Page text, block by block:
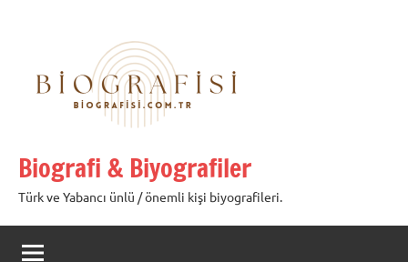
Biografi & Biyografiler
Türk ve Yabancı ünlü / önemli kişi biyografileri.